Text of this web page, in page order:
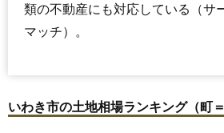
類の不動産にも対応している（サ
マッチ）。
いわき市の土地相場ランキング（町＝